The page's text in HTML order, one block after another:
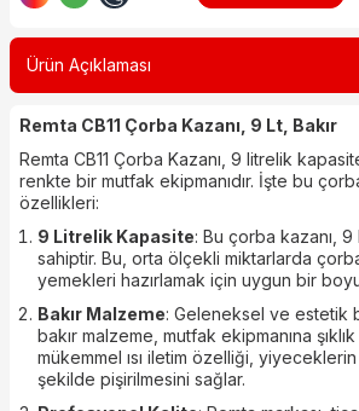
Ürün Açıklaması
Remta CB11 Çorba Kazanı, 9 Lt, Bakır
Remta CB11 Çorba Kazanı, 9 litrelik
renkte bir mutfak ekipmanıdır. İşte bu
özellikleri:
9 Litrelik Kapasite: Bu çorba kazanı,
sahiptir. Bu, orta ölçekli miktarlarda
yemekleri hazırlamak için uygun bir
Bakır Malzeme: Geleneksel ve estetik
bakır malzeme, mutfak ekipmanına şıklık
mükemmel ısı iletim özelliği,
şekilde pişirilmesini sağlar.